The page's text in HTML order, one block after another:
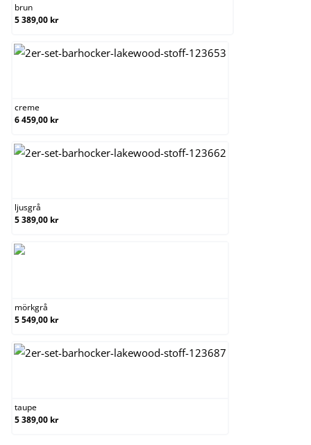
brun
5 389,00 kr
creme
6 459,00 kr
ljusgrå
5 389,00 kr
mörkgrå
5 549,00 kr
taupe
5 389,00 kr